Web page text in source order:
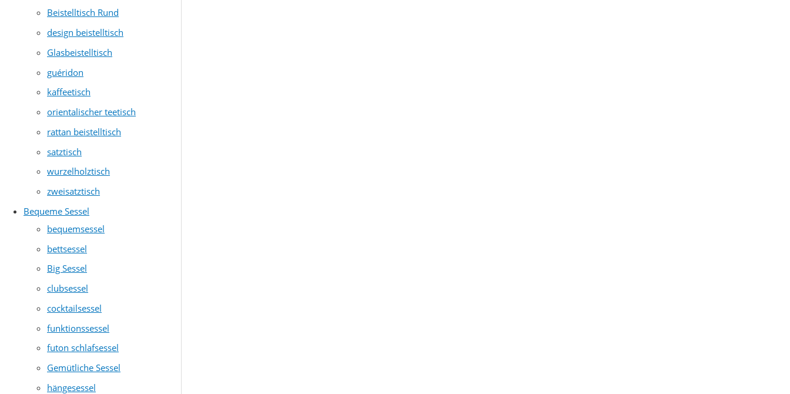
Beistelltisch Rund
design beistelltisch
Glasbeistelltisch
guéridon
kaffeetisch
orientalischer teetisch
rattan beistelltisch
satztisch
wurzelholztisch
zweisatztisch
Bequeme Sessel
bequemsessel
bettsessel
Big Sessel
clubsessel
cocktailsessel
funktionssessel
futon schlafsessel
Gemütliche Sessel
hängesessel